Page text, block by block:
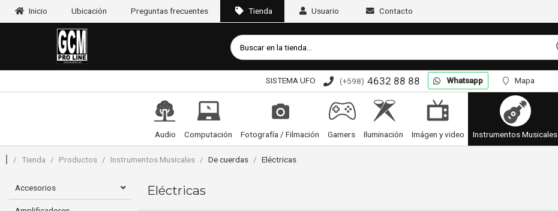
Inicio Ubicación Preguntas frecuentes Tienda Usuario Contacto
SISTEMA UFO (+598) 4632 88 88 Whatsapp Mapa
Audio Computación Fotografía / Filmación Gamers Iluminación Imágen y video Instrumentos Musicales
/ Tienda / Productos / Instrumentos Musicales / De cuerdas / Eléctricas
Accesorios Eléctricas